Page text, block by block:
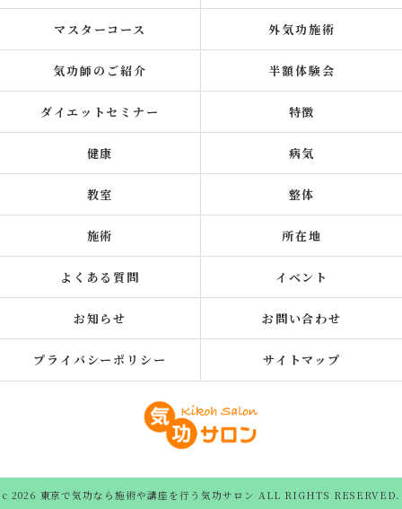
マスターコース 外気功施術
気功師のご紹介 半額体験会
ダイエットセミナー 特徴
健康 病気
教室 整体
施術 所在地
よくある質問 イベント
お知らせ お問い合わせ
プライバシーポリシー サイトマップ
c 2026 東京で気功なら施術や講座を行う気功サロン ALL RIGHTS RESERVED.